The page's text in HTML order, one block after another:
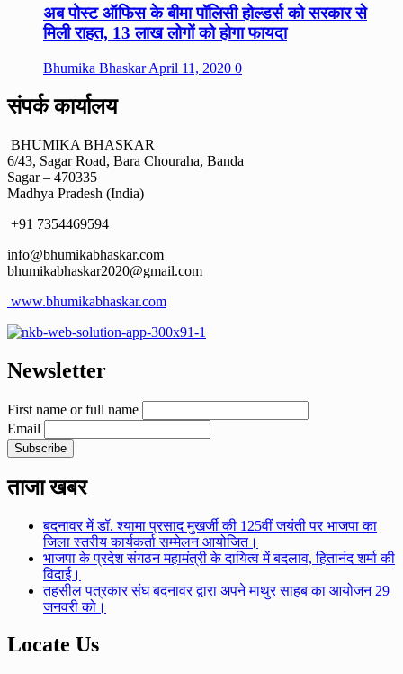
अब पोस्ट ऑफिस के बीमा पॉलिसी होल्डर्स को सरकार से
मिली राहत, 13 लाख लोगों को होगा फायदा
Bhumika BhaskarApril 11, 2020 0
संपर्क कार्यालय
BHUMIKA BHASKAR
6/43, Sagar Road, Bara Chouraha, Banda
Sagar – 470335
Madhya Pradesh (India)
+91 7354469594
info@bhumikabhaskar.com
bhumikabhaskar2020@gmail.com
www.bhumikabhaskar.com
Newsletter
First name or full name
Email
ताजा खबर
बदनावर में डॉ. श्यामा प्रसाद मुखर्जी की 125वीं जयंती पर भाजपा का
जिला स्तरीय कार्यकर्ता सम्मेलन आयोजित।
भाजपा के प्रदेश संगठन महामंत्री के दायित्व में बदलाव, हितानंद शर्मा की
विदाई।
तहसील पत्रकार संघ बदनावर द्वारा अपने माथुर साहब का आयोजन 29
जनवरी को।
Locate Us